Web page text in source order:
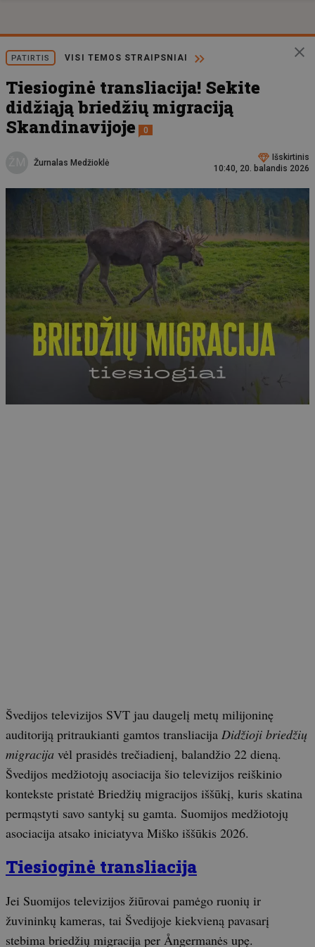
PATIRTIS VISI TEMOS STRAIPSNIAI
Tiesioginė transliacija! Sekite
didžiąją briedžių migraciją
Skandinavijoje
0
Žurnalas Medžioklė
Išskirtinis
10:40, 20. balandis 2026
Švedijos televizijos SVT jau daugelį metų milijoninę
auditoriją pritraukianti gamtos transliacija Didžioji briedžių
migracija vėl prasidės trečiadienį, balandžio 22 dieną.
Švedijos medžiotojų asociacija šio televizijos reiškinio
kontekste pristatė Briedžių migracijos iššūkį, kuris skatina
permąstyti savo santykį su gamta. Suomijos medžiotojų
asociacija atsako iniciatyva Miško iššūkis 2026.
Tiesioginė transliacija
Jei Suomijos televizijos žiūrovai pamėgo ruonių ir
žuvininkų kameras, tai Švedijoje kiekvieną pavasarį
stebima briedžių migracija per Ångermanės upę.